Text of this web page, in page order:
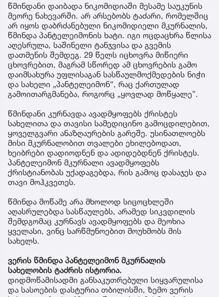
წმინდანი დაიბადა ნიკომიდიაში მესამე საუკუნის
მეორე ნახევარში. არ არსებობს ტაძარი, რომელშიც
არ იყოს დაბრძანებული ნიკომიდიელი მკურნალის,
წმინდა პანტელეიმონის ხატი. იგი ოცდაცხრა წლისა
აღესრულა, საშინელი ტანჯვისა და გვემის
დათმენის შემდეგ. 29 წელს იცხოვრა მიწიერი
ცხოვრებით, მაგრამ სწორედ ამ ცხოვრების გამო
დაიმსახურა უფლისაგან სასწაულმოქმედების ნიჭი
და სახელი „პანტელეიმონ“, რაც ქართულად
გამოითარგმანება, როგორც „ყოვლად მოწყალე”.
წმინდანი კურნავდა ავადმყოფებს ქრისტეს
სახელითა და თავისი სამედიცინო გამოცდილებით,
ყოველგვარი ანაზღაურების გარეშე. უსინათლოებს
მისი მკურნალობით თვალები ეხილებოდათ,
ხეიბრები დადიოდნენ და ადიდებდნენ ქრისტეს.
პანტელეიმონ მკურნალი ავადმყოფებს
ქრისტიანობას უქადაგებდა, რის გამოც დასაჯეს და
თავი მოჰკვეთეს.
წმინდა მოწამე არა მხოლოდ სიცოცხლეში
აღასრულებდა სასწაულებს, არამედ სიკვდილის
შემდგომაც კურნავს ავადმყოფებს და მეოხია
ყველასი, ვინც სარწმუნოებით მოუხმობს მის
სახელს.
ვერის წმინდა პანტელეიმონ მკურნალის
სახელობის ტაძრის ისტორია.
დიდმოწამისადმი განსაკუთრებული სიყვარულისა
და სასოების დასტურია თბილისში, ზემო ვერის